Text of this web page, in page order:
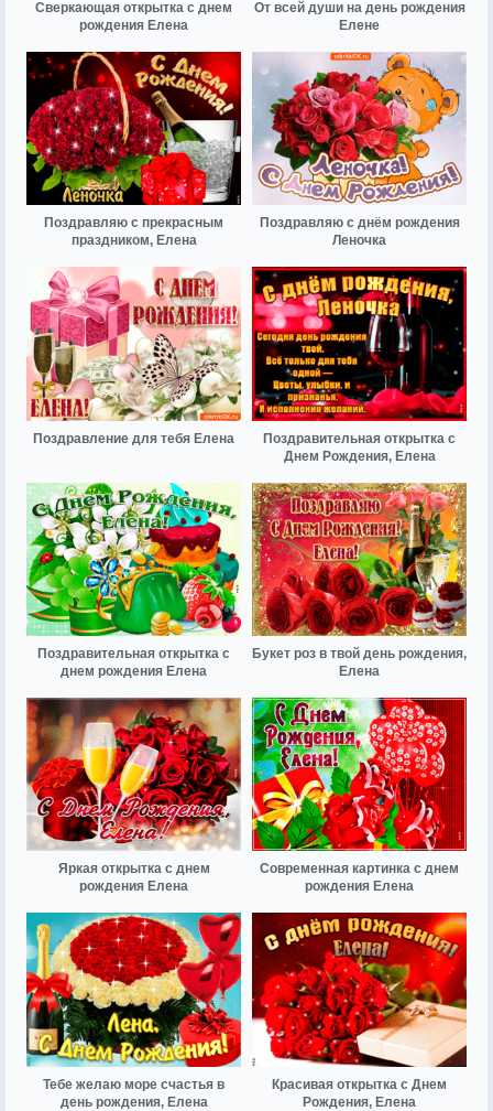
Сверкающая открытка с днем
рождения Елена
От всей души на день рождения
Елене
Поздравляю с прекрасным
праздником, Елена
Поздравляю с днём рождения
Леночка
Поздравление для тебя Елена
Поздравительная открытка с
Днем Рождения, Елена
Поздравительная открытка с
днем рождения Елена
Букет роз в твой день рождения,
Елена
Яркая открытка с днем
рождения Елена
Современная картинка с днем
рождения Елена
Тебе желаю море счастья в
день рождения, Елена
Красивая открытка с Днем
Рождения, Елена